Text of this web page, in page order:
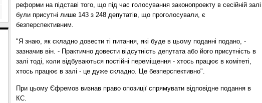
реформи на підставі того, що під час голосування законопроекту в сесійній залі
були присутні лише 143 з 248 депутатів, що проголосували, є
безперспективним.
"Я знаю, як складно довести ті питання, які буде в цьому поданні подано, -
зазначив він. - Практично довести відсутність депутата або його присутність в
залі тоді, коли відбуваються постійні переміщення - хтось працює в комітеті,
хтось працює в залі - це дуже складно. Це безперспективно".
При цьому Єфремов визнав право опозиції спрямувати відповідне подання в
КС.